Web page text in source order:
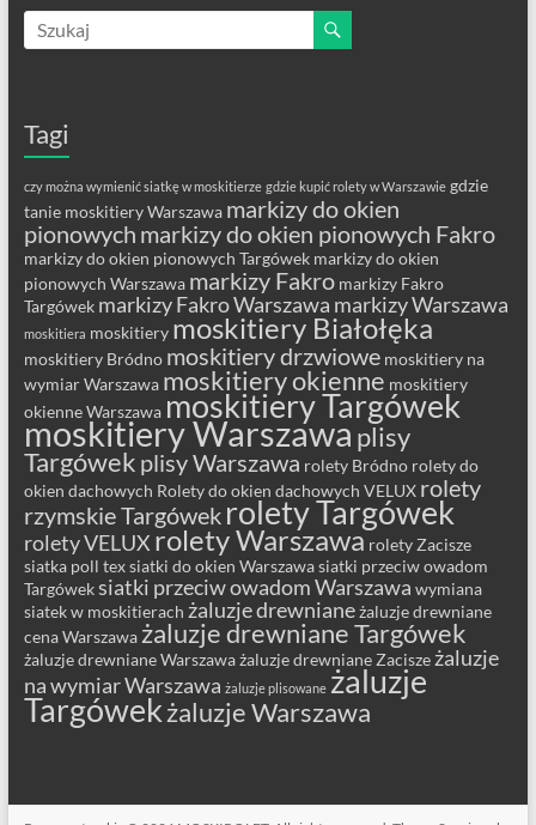
Tagi
czy można wymienić siatkę w moskitierze gdzie kupić rolety w Warszawie gdzie
tanie moskitiery Warszawa markizy do okien
pionowych markizy do okien pionowych Fakro
markizy do okien pionowych Targówek markizy do okien
pionowych Warszawa markizy Fakro markizy Fakro
Targówek markizy Fakro Warszawa markizy Warszawa
moskitiera moskitiery moskitiery Białołęka
moskitiery Bródno moskitiery drzwiowe moskitiery na
wymiar Warszawa moskitiery okienne moskitiery
okienne Warszawa moskitiery Targówek
moskitiery Warszawa plisy
Targówek plisy Warszawa rolety Bródno rolety do
okien dachowych Rolety do okien dachowych VELUX rolety
rzymskie Targówek rolety Targówek
rolety VELUX rolety Warszawa rolety Zacisze
siatka poll texsiatki do okien Warszawasiatki przeciw owadom
Targóweksiatki przeciw owadom Warszawa wymiana
siatek w moskitierach żaluzje drewnianeżaluzje drewniane
cena Warszawa żaluzje drewniane Targówek
żaluzje drewniane Warszaważaluzje drewniane Zacisze żaluzje
na wymiar Warszawa żaluzje plisowane żaluzje
Targówekżaluzje Warszawa